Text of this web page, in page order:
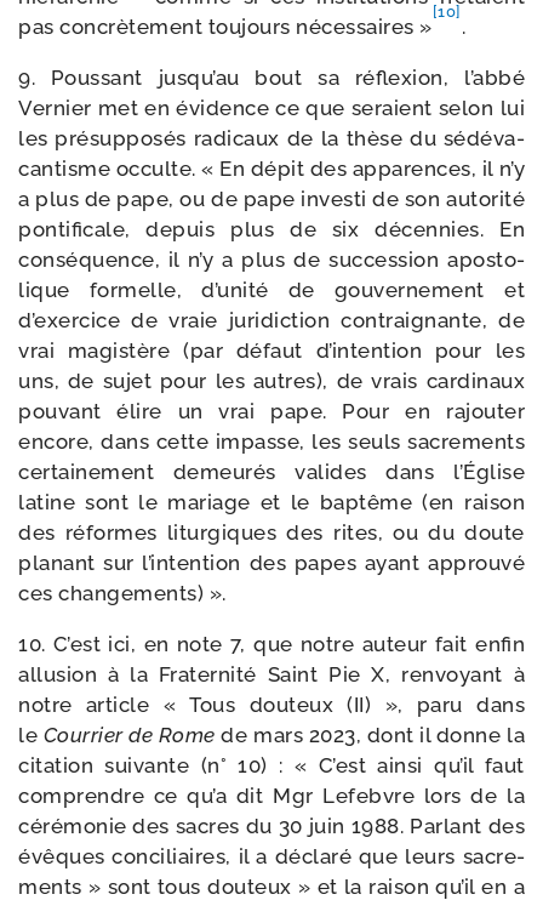
pas concrè­te­ment tou­jours néces­saires »
[10]
.
9. Poussant jusqu’au bout sa réflexion, l’abbé
Vernier met en évi­dence ce que seraient selon lui
les pré­sup­po­sés radi­caux de la thèse du sédé­va­
can­tisme occulte. « En dépit des appa­rences, il n’y
a plus de pape, ou de pape inves­ti de son auto­ri­té
pon­ti­fi­cale, depuis plus de six décen­nies. En
consé­quence, il n’y a plus de suc­ces­sion apos­to­
lique for­melle, d’unité de gou­ver­ne­ment et
d’exercice de vraie juri­dic­tion contrai­gnante, de
vrai magis­tère (par défaut d’intention pour les
uns, de sujet pour les autres), de vrais car­di­naux
pou­vant élire un vrai pape. Pour en rajou­ter
encore, dans cette impasse, les seuls sacre­ments
cer­tai­ne­ment demeu­rés valides dans l’Église
latine sont le mariage et le bap­tême (en rai­son
des réformes litur­giques des rites, ou du doute
pla­nant sur l’intention des papes ayant approu­vé
ces changements) ».
10. C’est ici, en note 7, que notre auteur fait enfin
allu­sion à la Fraternité Saint Pie X, ren­voyant à
notre article « Tous dou­teux (II) », paru dans
le Courrier de Rome de mars 2023, dont il donne la
cita­tion sui­vante (n° 10) : « C’est ain­si qu’il faut
com­prendre ce qu’a dit Mgr Lefebvre lors de la
céré­mo­nie des sacres du 30 juin 1988. Parlant des
évêques conci­liaires, il a décla­ré que leurs sacre­
ments » sont tous dou­teux » et la rai­son qu’il en a